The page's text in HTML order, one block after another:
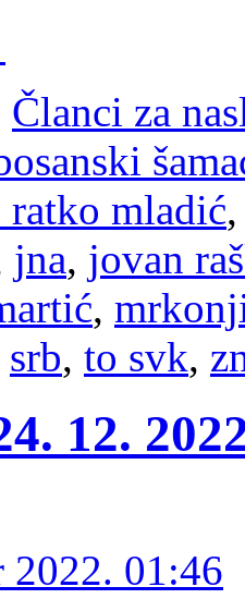
Članci za
ratko mladić
jna, jovan
,
srb, to svk,
12.
2022. 01:46